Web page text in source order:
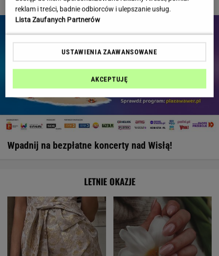
DZIEJE SIĘ!
Wpadnij na bezpłatne koncerty nad Wisłą!
LETNIE OKAZJE
reklam i treści, badnie odbiorców i ulepszanie usług.
Lista Zaufanych Partnerów
USTAWIENIA ZAAWANSOWANE
AKCEPTUJĘ